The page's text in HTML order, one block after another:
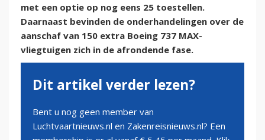
met een optie op nog eens 25 toestellen.
Daarnaast bevinden de onderhandelingen over de
aanschaf van 150 extra Boeing 737 MAX-
vliegtuigen zich in de afrondende fase.
Dit artikel verder lezen?
Bent u nog geen member van
Luchtvaartnieuws.nl en Zakenreisnieuws.nl? Een